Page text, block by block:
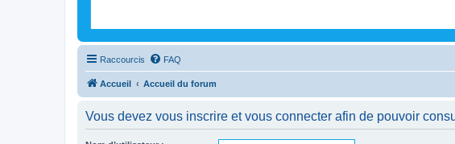
Raccourcis FAQ
Accueil Accueil du forum
Vous devez vous inscrire et vous connecter afin de pouvoir